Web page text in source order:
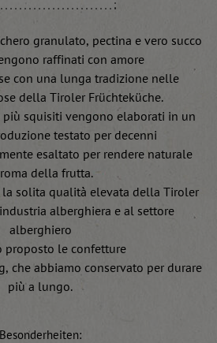
granulato, pectina e vero succo
raffinati con amore
con una lunga tradizione nelle
della Tiroler Früchteküche.
squisiti vengono elaborati in un
testato per decenni
esaltato per rendere naturale
della frutta.
la solita qualità elevata della Tiroler
alberghiera e al settore
alberghiero
proposto le confetture
che abbiamo conservato per durare
più a lungo.
Besonderheiten: